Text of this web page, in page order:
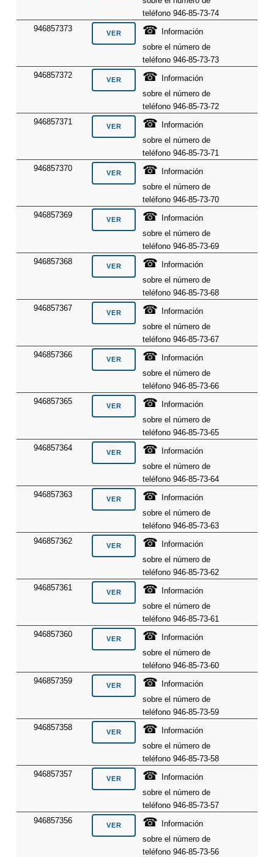
teléfono 946-85-73-74
946857373
☎ Información
sobre el número de
teléfono 946-85-73-73
946857372
☎ Información
sobre el número de
teléfono 946-85-73-72
946857371
☎ Información
sobre el número de
teléfono 946-85-73-71
946857370
☎ Información
sobre el número de
teléfono 946-85-73-70
946857369
☎ Información
sobre el número de
teléfono 946-85-73-69
946857368
☎ Información
sobre el número de
teléfono 946-85-73-68
946857367
☎ Información
sobre el número de
teléfono 946-85-73-67
946857366
☎ Información
sobre el número de
teléfono 946-85-73-66
946857365
☎ Información
sobre el número de
teléfono 946-85-73-65
946857364
☎ Información
sobre el número de
teléfono 946-85-73-64
946857363
☎ Información
sobre el número de
teléfono 946-85-73-63
946857362
☎ Información
sobre el número de
teléfono 946-85-73-62
946857361
☎ Información
sobre el número de
teléfono 946-85-73-61
946857360
☎ Información
sobre el número de
teléfono 946-85-73-60
946857359
☎ Información
sobre el número de
teléfono 946-85-73-59
946857358
☎ Información
sobre el número de
teléfono 946-85-73-58
946857357
☎ Información
sobre el número de
teléfono 946-85-73-57
946857356
☎ Información
sobre el número de
teléfono 946-85-73-56